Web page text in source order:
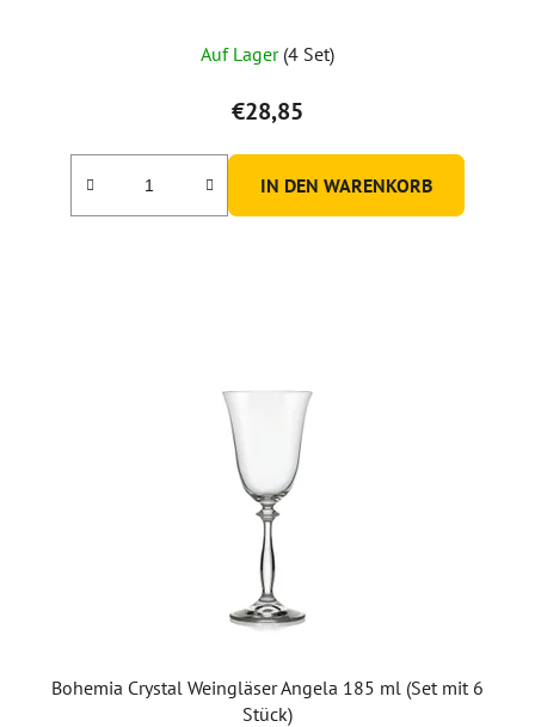
Auf Lager (4 Set)
€28,85
IN DEN WARENKORB
Bohemia Crystal Weingläser Angela 185 ml (Set mit 6
Stück)